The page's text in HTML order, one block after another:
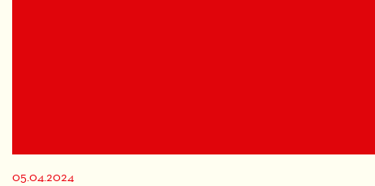
05.04.2024